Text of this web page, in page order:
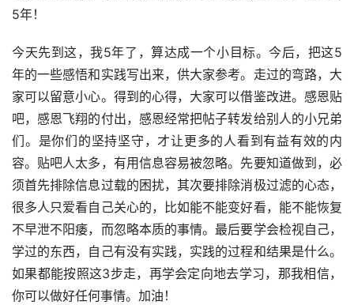
5年！
今天先到这，我5年了，算达成一个小目标。今后，把这5
年的一些感悟和实践写出来，供大家参考。走过的弯路，大
家可以留意小心。得到的心得，大家可以借鉴改进。感恩贴
吧，感恩飞翔的付出，感恩经常把帖子转发给别人的小兄弟
们。是你们的坚持坚守，才让更多的人看到有益有效的内
容。贴吧人太多，有用信息容易被忽略。先要知道做到，必
须首先排除信息过载的困扰，其次要排除消极过滤的心态，
很多人只爱看自己关心的，比如能不能变好看，能不能恢复
不早泄不阳痿，而忽略本质的事情。最后要学会检视自己，
学过的东西，自己有没有实践，实践的过程和结果是什么。
如果都能按照这3步走，再学会定向地去学习，那我相信，
你可以做好任何事情。加油！